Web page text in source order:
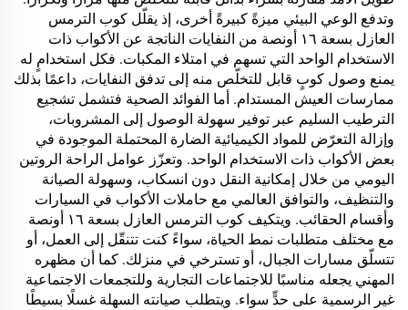
وتدفع الوعي البيئي ميزةً كبيرةً أخرى، إذ يقلّل كوب الترمس
العازل بسعة ١٦ أونصة من النفايات الناتجة عن الأكواب ذات
الاستخدام الواحد التي تسهم في امتلاء المكبات. فكل استخدامٍ له
يمنع وصول كوبٍ قابل للتخلّص منه إلى تدفق النفايات، داعمًا بذلك
ممارسات العيش المستدام. أما الفوائد الصحية فتشمل تشجيع
الترطيب السليم عبر توفير سهولة الوصول إلى المشروبات،
وإزالة التعرّض للمواد الكيميائية الضارة المحتملة الموجودة في
بعض الأكواب ذات الاستخدام الواحد. وتعزّز عوامل الراحة الروتين
اليومي من خلال إمكانية النقل دون انسكاب، وسهولة الصيانة
والتنظيف، والتوافق العالمي مع حاملات الأكواب في السيارات
وأقسام الحقائب. ويتكيف كوب الترمس العازل بسعة ١٦ أونصة
مع مختلف متطلبات نمط الحياة، سواءً كنت تتنقّل إلى العمل، أو
تتسلّق مسارات الجبال، أو تسترخي في منزلك. كما أن مظهره
المهني يجعله مناسبًا للاجتماعات التجارية وللتجمعات الاجتماعية
غير الرسمية على حدٍّ سواء. ويتطلب صيانته السهلة غسلًا بسيطًا